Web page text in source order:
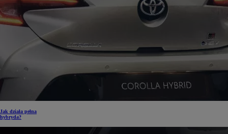
Jak działa pełna
hybryda?